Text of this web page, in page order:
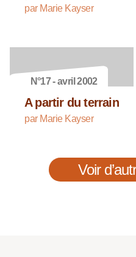
par Marie Kayser
N°17 - avril 2002
A partir du terrain
par Marie Kayser
Voir